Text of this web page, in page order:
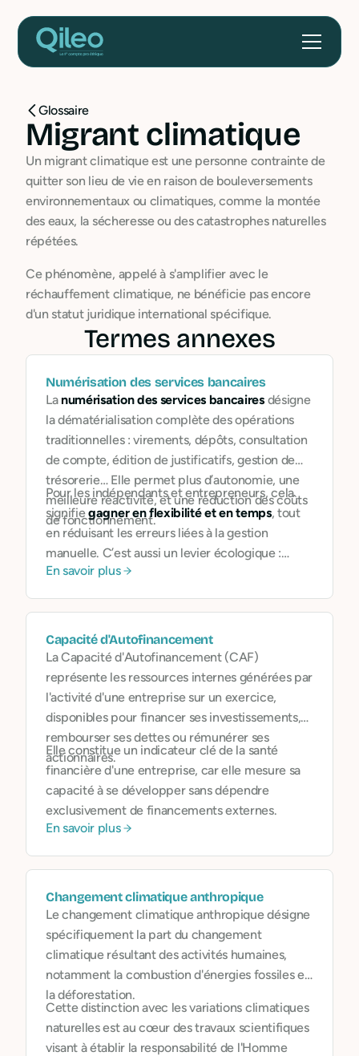
Glossaire
Migrant climatique
Un migrant climatique est une personne contrainte de
quitter son lieu de vie en raison de bouleversements
environnementaux ou climatiques, comme la montée
des eaux, la sécheresse ou des catastrophes naturelles
répétées.
Ce phénomène, appelé à s'amplifier avec le
réchauffement climatique, ne bénéficie pas encore
d'un statut juridique international spécifique.
Termes annexes
Numérisation des services bancaires
Lanumérisation des services bancairesdésigne
la dématérialisation complète des opérations
traditionnelles : virements, dépôts, consultation
de compte, édition de justificatifs, gestion de
trésorerie… Elle permet plus d’autonomie, une
meilleure réactivité, et une réduction des coûts
de fonctionnement.
Pour les indépendants et entrepreneurs, cela
signifiegagner en flexibilité et en temps, tout
en réduisant les erreurs liées à la gestion
manuelle. C’est aussi un levier écologique :
moins de papier, moins de déplacements, moins
En savoir plus
Capacité d'Autofinancement
La Capacité d'Autofinancement (CAF)
représente les ressources internes générées par
l'activité d'une entreprise sur un exercice,
disponibles pour financer ses investissements,
rembourser ses dettes ou rémunérer ses
actionnaires.
Elle constitue un indicateur clé de la santé
financière d'une entreprise, car elle mesure sa
capacité à se développer sans dépendre
exclusivement de financements externes.
En savoir plus
Changement climatique anthropique
Le changement climatique anthropique désigne
spécifiquement la part du changement
climatique résultant des activités humaines,
notamment la combustion d'énergies fossiles et
la déforestation.
Cette distinction avec les variations climatiques
naturelles est au cœur des travaux scientifiques
visant à établir la responsabilité de l'Homme